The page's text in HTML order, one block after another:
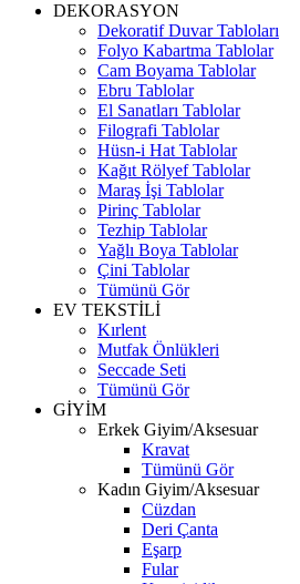
DEKORASYON
Dekoratif Duvar Tabloları
Folyo Kabartma Tablolar
Cam Boyama Tablolar
Ebru Tablolar
El Sanatları Tablolar
Filografi Tablolar
Hüsn-i Hat Tablolar
Kağıt Rölyef Tablolar
Maraş İşi Tablolar
Pirinç Tablolar
Tezhip Tablolar
Yağlı Boya Tablolar
Çini Tablolar
Tümünü Gör
EV TEKSTİLİ
Kırlent
Mutfak Önlükleri
Seccade Seti
Tümünü Gör
GİYİM
Erkek Giyim/Aksesuar
Kravat
Tümünü Gör
Kadın Giyim/Aksesuar
Cüzdan
Deri Çanta
Eşarp
Fular